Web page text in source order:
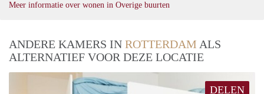
Meer informatie over wonen in Overige buurten
ANDERE KAMERS IN ROTTERDAM ALS
ALTERNATIEF VOOR DEZE LOCATIE
DELEN